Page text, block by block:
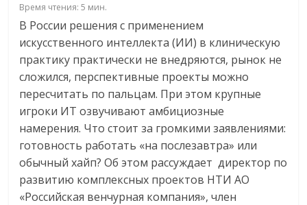
Время чтения:5 мин.
В России решения с применением
искусственного интеллекта (ИИ) в клиническую
практику практически не внедряются, рынок не
сложился, перспективные проекты можно
пересчитать по пальцам. При этом крупные
игроки ИТ озвучивают амбициозные
намерения. Что стоит за громкими заявлениями:
готовность работать «на послезавтра» или
обычный хайп? Об этом рассуждает директор по
развитию комплексных проектов НТИ АО
«Российская венчурная компания», член